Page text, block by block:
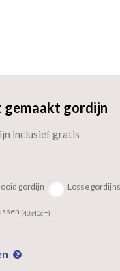
gemaakt gordijn
inclusief gratis
gordijn Losse
(40x40cm)